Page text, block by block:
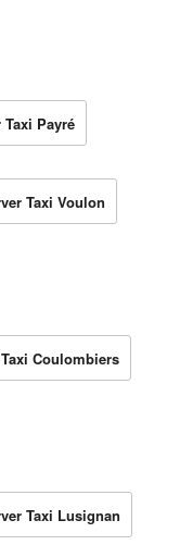
Taxi Payré
Taxi Voulon
Coulombiers
Taxi Lusignan